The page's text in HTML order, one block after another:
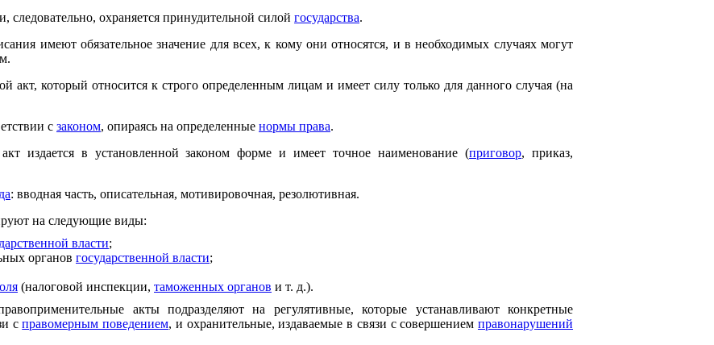
охраняется принудительной силой государства.
имеют обязательное значение для всех, к кому они относятся, и в необходимых случаях могут
акт, который относится к строго определенным лицам и имеет силу только для данного случая (на
с законом, опираясь на определенные нормы права.
издается в установленной законом форме и имеет точное наименование (приговор, приказ,
: вводная часть, описательная, мотивировочная, резолютивная.
на следующие виды:
власти;
органов государственной власти;
(налоговой инспекции, таможенных органов и т. д.).
акты подразделяют на регулятивные, которые устанавливают конкретные
справомерным поведением, и охранительные, издаваемые в связи с совершением правонарушений